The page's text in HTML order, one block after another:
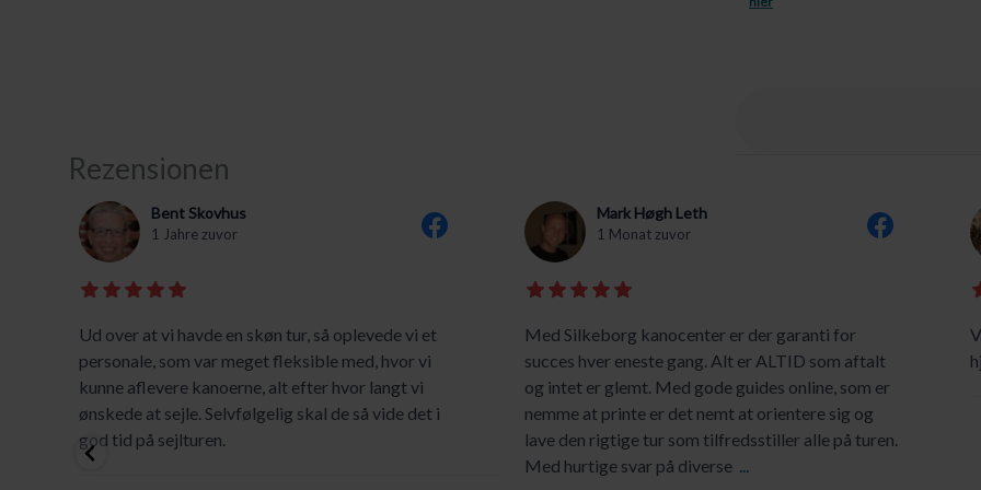
Rezensionen
Bent Skovhus
1 Jahre zuvor
Ud over at vi havde en skøn tur, så oplevede vi et
personale, som var meget fleksible med, hvor vi
kunne aflevere kanoerne, alt efter hvor langt vi
ønskede at sejle. Selvfølgelig skal de så vide det i
god tid på sejlturen.
Mark Høgh Leth
1 Monat zuvor
Med Silkeborg kanocenter er der garanti for
succes hver eneste gang. Alt er ALTID som aftalt
og intet er glemt. Med gode guides online, som er
nemme at printe er det nemt at orientere sig og
lave den rigtige tur som tilfredsstiller alle på turen.
Med hurtige svar på diverse ...